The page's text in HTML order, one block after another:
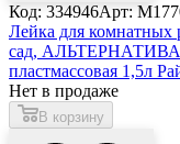
Код: 334946Арт:
Лейка для комнатных
сад, АЛЬТЕРНАТИВА
пластмассовая 1,5л
Нет в продаже
В корзину